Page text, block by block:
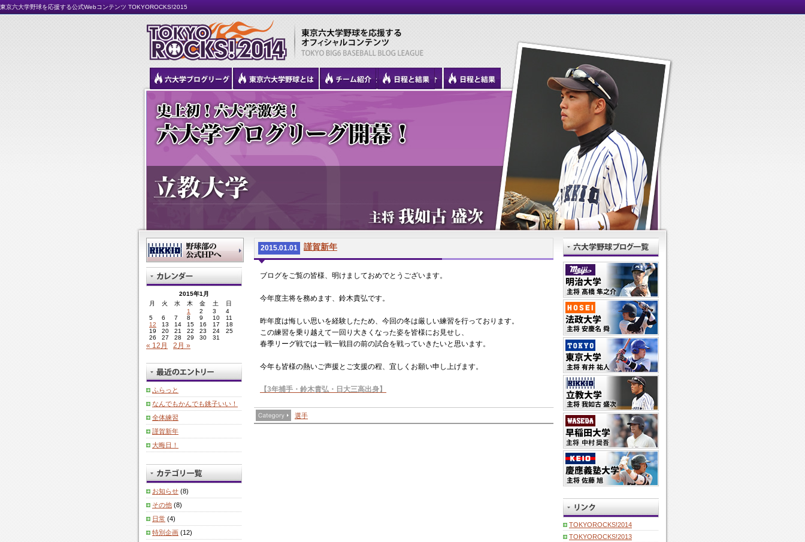
東京六大学野球を応援する公式Webコンテンツ TOKYOROCKS!2015
2015.01.01 謹賀新年
ブログをご覧の皆様、明けましておめでとうございます。
今年度主将を務めます、鈴木貴弘です。
昨年度は悔しい思いを経験したため、今回の冬は厳しい練習を行っております。
この練習を乗り越えて一回り大きくなった姿を皆様にお見せし、
春季リーグ戦では一戦一戦目の前の試合を戦っていきたいと思います。
今年も皆様の熱いご声援とご支援の程、宜しくお願い申し上げます。
【3年捕手・鈴木貴弘・日大三高出身】
選手
TOKYOROCKS!2014
TOKYOROCKS!2013
2015年1月
月
火 水 木 金 土
日
1
2 3
4
5
6 7 8 9 10
11
12
13 14 15 16 17
18
19
20 21 22 23 24
25
26
27 28 29 30 31
« 12月 2月 »
ふらっと
なんでもかんでも銚子いい！
全体練習
謹賀新年
大晦日！
お知らせ (8)
その他 (8)
日常 (4)
特別企画 (12)